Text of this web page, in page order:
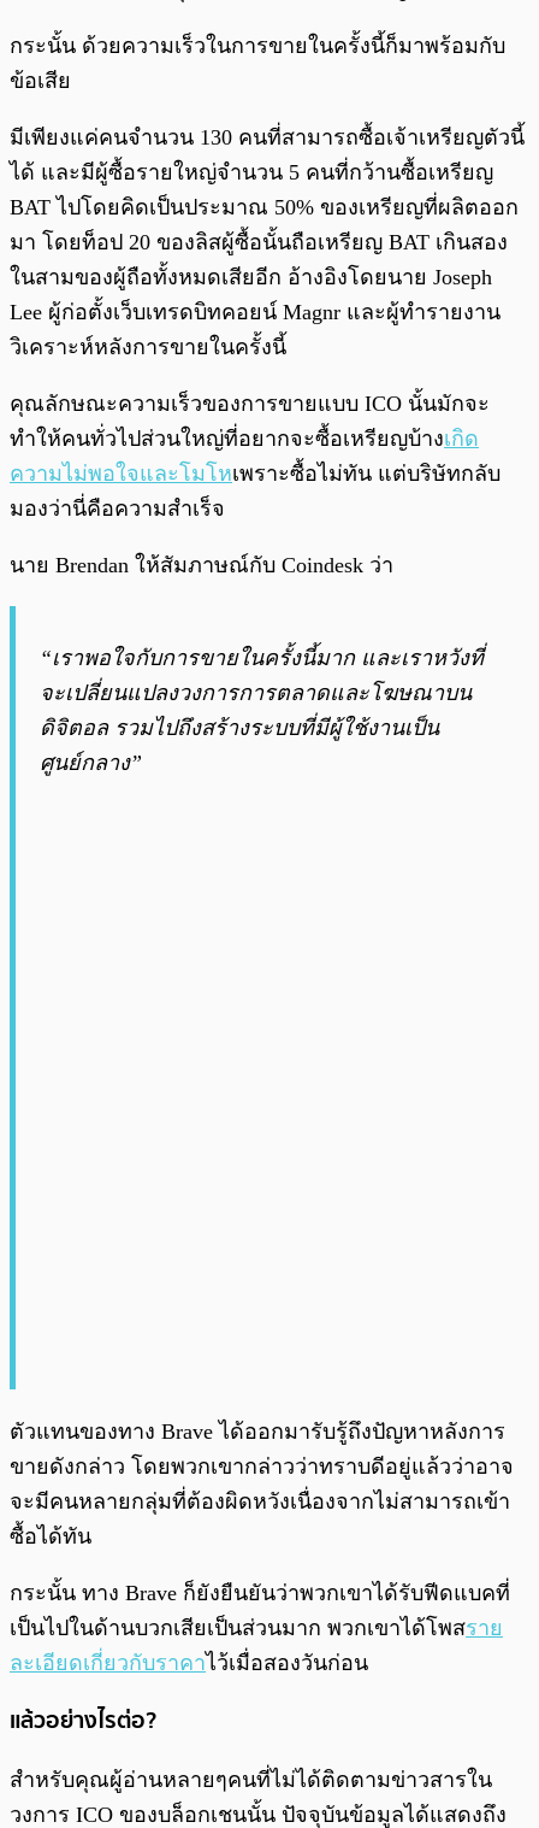
กระนั้น ด้วยความเร็วในการขายในครั้งนี้ก็มาพร้อมกับ
ข้อเสีย
มีเพียงแค่คนจำนวน 130 คนที่สามารถซื้อเจ้าเหรียญตัวนี้
ได้ และมีผู้ซื้อรายใหญ่จำนวน 5 คนที่กว้านซื้อเหรียญ
BAT ไปโดยคิดเป็นประมาณ 50% ของเหรียญที่ผลิตออก
มา โดยท็อป 20 ของลิสผู้ซื้อนั้นถือเหรียญ BAT เกินสอง
ในสามของผู้ถือทั้งหมดเสียอีก อ้างอิงโดยนาย Joseph
Lee ผู้ก่อตั้งเว็บเทรดบิทคอยน์ Magnr และผู้ทำรายงาน
วิเคราะห์หลังการขายในครั้งนี้
คุณลักษณะความเร็วของการขายแบบ ICO นั้นมักจะ
ทำให้คนทั่วไปส่วนใหญ่ที่อยากจะซื้อเหรียญบ้างเกิด
ความไม่พอใจและโมโหเพราะซื้อไม่ทัน แต่บริษัทกลับ
มองว่านี่คือความสำเร็จ
นาย Brendan ให้สัมภาษณ์กับ Coindesk ว่า
“เราพอใจกับการขายในครั้งนี้มาก และเราหวังที่
จะเปลี่ยนแปลงวงการการตลาดและโฆษณาบน
ดิจิตอล รวมไปถึงสร้างระบบที่มีผู้ใช้งานเป็น
ศูนย์กลาง”
ตัวแทนของทาง Brave ได้ออกมารับรู้ถึงปัญหาหลังการ
ขายดังกล่าว โดยพวกเขากล่าวว่าทราบดีอยู่แล้วว่าอาจ
จะมีคนหลายกลุ่มที่ต้องผิดหวังเนื่องจากไม่สามารถเข้า
ซื้อได้ทัน
กระนั้น ทาง Brave ก็ยังยืนยันว่าพวกเขาได้รับฟีดแบคที่
เป็นไปในด้านบวกเสียเป็นส่วนมาก พวกเขาได้โพสราย
ละเอียดเกี่ยวกับราคาไว้เมื่อสองวันก่อน
แล้วอย่างไรต่อ?
สำหรับคุณผู้อ่านหลายๆคนที่ไม่ได้ติดตามข่าวสารใน
วงการ ICO ของบล็อกเชนนั้น ปัจจุบันข้อมูลได้แสดงถึง